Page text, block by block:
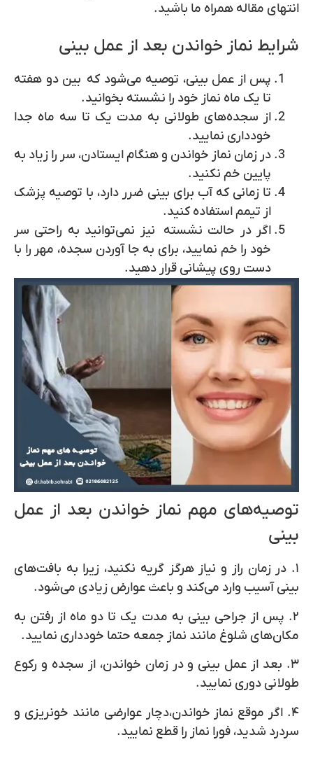
انتهای مقاله همراه ما باشید.
شرایط نماز خواندن بعد از عمل بینی
پس از عمل بینی، توصیه می‌شود که بین دو هفته
تا یک ماه نماز خود را نشسته بخوانید.
از سجده‌های طولانی به مدت یک تا سه ماه جدا
خودداری نمایید.
در زمان نماز خواندن و هنگام ایستادن، سر را زیاد به
پایین خم نکنید.
تا زمانی که آب برای بینی ضرر دارد، با توصیه پزشک
از تیمم استفاده کنید.
اگر در حالت نشسته نیز نمی‌توانید به راحتی سر
خود را خم نمایید، برای به جا آوردن سجده، مهر را با
دست روی پیشانی قرار دهید.
توصیه‌های مهم نماز خواندن بعد از عمل
بینی
۱. در زمان راز و نیاز هرگز گریه نکنید، زیرا به بافت‌های
بینی آسیب وارد می‌کند و باعث عوارض زیادی می‌شود.
۲. پس از جراحی بینی به مدت یک تا دو ماه از رفتن به
مکان‌های شلوغ مانند نماز جمعه حتما خودداری نمایید.
۳. بعد از عمل بینی و در زمان خواندن، از سجده و رکوع
طولانی دوری نمایید.
۴. اگر موقع نماز خواندن،دچار عوارضی مانند خونریزی و
سردرد شدید، فورا نماز را قطع نمایید.